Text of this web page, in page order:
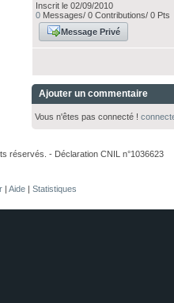
Inscrit le 02/09/2010
0 Messages/ 0 Contributions/ 0 Pts
Message Privé
Ajouter un commentaire
Vous n'êtes pas connecté !
réservés. - Déclaration CNIL n°1036623
| Aide | Statistiques